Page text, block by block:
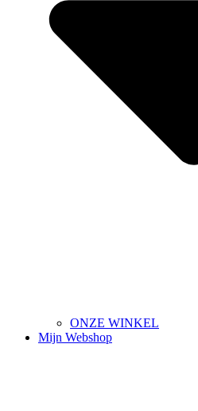
ONZE WINKEL
Mijn Webshop